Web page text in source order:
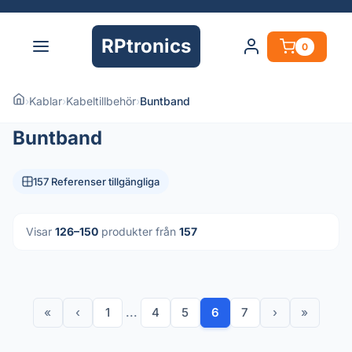
RPtronics 0
›Kablar›Kabeltillbehör›Buntband
Buntband
157 Referenser tillgängliga
Visar 126–150 produkter från 157
« ‹ 1 ... 4 5 6 7 › »